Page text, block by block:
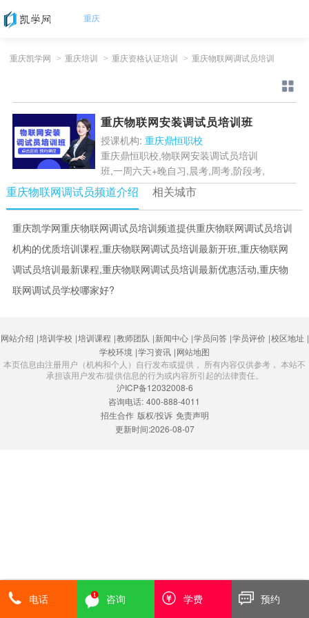
重庆
重庆凯学网 > 重庆培训 > 重庆资格认证培训 > 重庆物联网调试员培训
重庆物联网安装调试员培训班
授课机构: 重庆鼎恒职校
重庆鼎恒职校,物联网安装调试员培训
班,一周六天+晚自习,晨考,周考,阶段考,
项目答辩贯穿全程,并配备严格的考核
制度.鼎恒在线视频涵盖嵌入式课程的
重庆物联网调试员频道介绍 相关城市
重庆凯学网重庆物联网调试员培训频道提供重庆物联网调试员培训
机构的优质培训课程,重庆物联网调试员培训最新开班,重庆物联网
调试员培训最新课程,重庆物联网调试员培训最新优惠活动,重庆物
联网调试员学校哪家好?
网站介绍 |培训学校 |培训课程 |教师团队 |新闻中心 |学员问答 |学员评价 |校区地址 |
学校环境 |学习资讯 |网站地图
本页信息由注册用户（机构和个人）自行发布或提供， 所有内容仅供参考， 本站不
承担该用户发布/提供信息的行为或内容所引起的法律责任。
沪ICP备12032008-6
咨询电话: 400-888-4011
招生合作 版权/投诉 免责声明
更新时间:2026-08-07
电话 咨询 学费 预约